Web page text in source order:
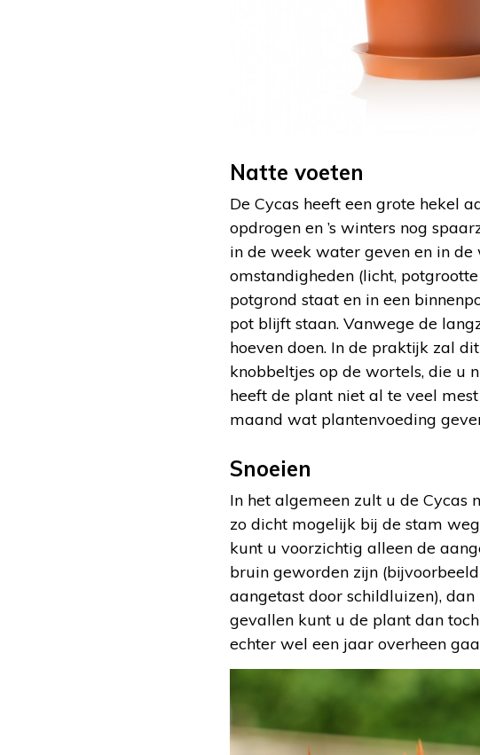
Natte voeten
De Cycas heeft een grote hekel
opdrogen en ’s winters nog
in de week water geven en in
omstandigheden (licht,
potgrond staat en in een
pot blijft staan. Vanwege de
hoeven doen. In de praktijk zal
knobbeltjes op de wortels, die u
heeft de plant niet al te veel
maand wat plantenvoeding
Snoeien
In het algemeen zult u de Cycas
zo dicht mogelijk bij de stam
kunt u voorzichtig alleen de
bruin geworden zijn
aangetast door schildluizen),
gevallen kunt u de plant dan
echter wel een jaar overheen